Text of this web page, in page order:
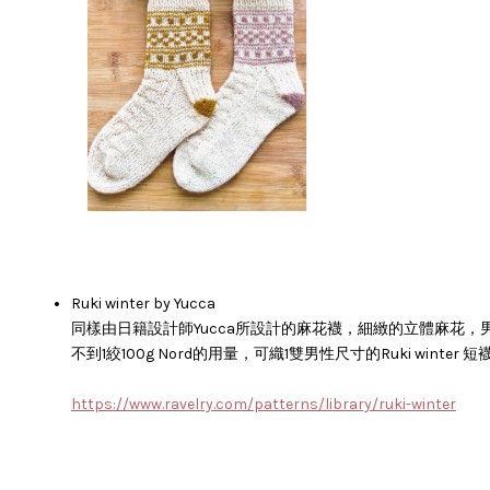
Ruki winter by Yucca
同樣由日籍設計師Yucca所設計的麻花襪，細緻的立體麻花，
不到1絞100g Nord的用量，可織1雙男性尺寸的Ruki winter 短襪
https://www.ravelry.com/patterns/library/ruki-winter